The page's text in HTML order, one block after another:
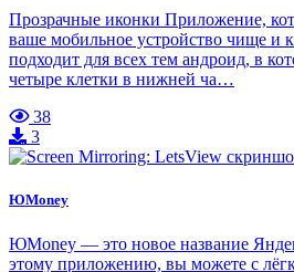
Прозрачные иконки Приложение,
ваше мобильное устройство чище и
подходит для всех тем андроид, в
четыре клетки в нижней ча…
38
3
ЮMoney
ЮMoney — это новое название
этому приложению, вы можете с